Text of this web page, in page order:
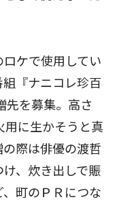
ケで使用してい
『ナニコレ珍百
先を募集。高さ
用に生かそうと真
際は俳優の渡哲
、炊き出しで賑
町のＰＲにつな